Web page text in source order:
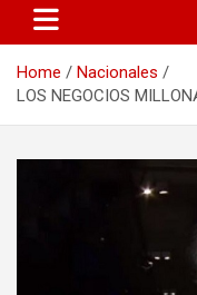
Home
Nacionales
LOS NEGOCIOS